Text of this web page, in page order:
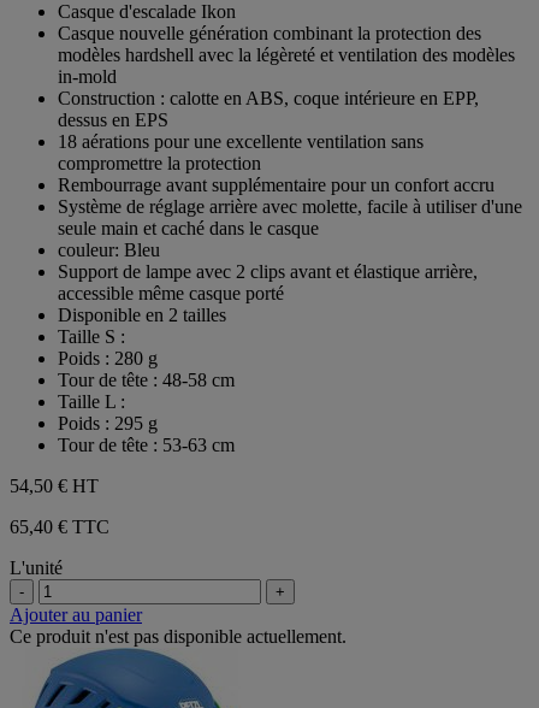
étoiles.
Casque d'escalade Ikon
Casque nouvelle génération combinant la protection des
modèles hardshell avec la légèreté et ventilation des modèles
in-mold
Construction : calotte en ABS, coque intérieure en EPP,
dessus en EPS
18 aérations pour une excellente ventilation sans
compromettre la protection
Rembourrage avant supplémentaire pour un confort accru
Système de réglage arrière avec molette, facile à utiliser d'une
seule main et caché dans le casque
couleur: Bleu
Support de lampe avec 2 clips avant et élastique arrière,
accessible même casque porté
Disponible en 2 tailles
Taille S :
Poids : 280 g
Tour de tête : 48-58 cm
Taille L :
Poids : 295 g
Tour de tête : 53-63 cm
54,50 € HT
65,40 € TTC
L'unité
- +
Ajouter au panier
Ce produit n'est pas disponible actuellement.